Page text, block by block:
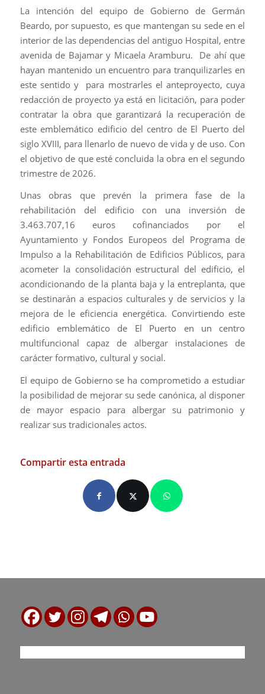
La intención del equipo de Gobierno de Germán
Beardo, por supuesto, es que mantengan su sede en el
interior de las dependencias del antiguo Hospital, entre
avenida de Bajamar y Micaela Aramburu. De ahí que
hayan mantenido un encuentro para tranquilizarles en
este sentido y para mostrarles el anteproyecto, cuya
redacción de proyecto ya está en licitación, para poder
contratar la obra que garantizará la recuperación de
este emblemático edificio del centro de El Puerto del
siglo XVIII, para llenarlo de nuevo de vida y de uso. Con
el objetivo de que esté concluida la obra en el segundo
trimestre de 2026.
Unas obras que prevén la primera fase de la
rehabilitación del edificio con una inversión de
3.463.707,16 euros cofinanciados por el
Ayuntamiento y Fondos Europeos del Programa de
Impulso a la Rehabilitación de Edificios Públicos, para
acometer la consolidación estructural del edificio, el
acondicionando de la planta baja y la entreplanta, que
se destinarán a espacios culturales y de servicios y la
mejora de le eficiencia energética. Convirtiendo este
edificio emblemático de El Puerto en un centro
multifuncional capaz de albergar instalaciones de
carácter formativo, cultural y social.
El equipo de Gobierno se ha comprometido a estudiar
la posibilidad de mejorar su sede canónica, al disponer
de mayor espacio para albergar su patrimonio y
realizar sus tradicionales actos.
Compartir esta entrada